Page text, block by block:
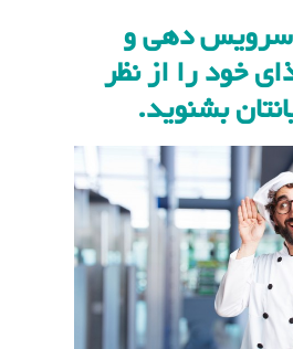
سرویس دهی و
خود را از نظر
بشنوید.